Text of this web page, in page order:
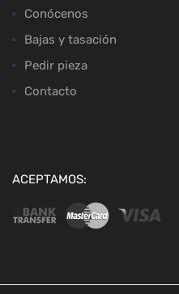
Conócenos
Bajas y tasación
Pedir pieza
Contacto
ACEPTAMOS: